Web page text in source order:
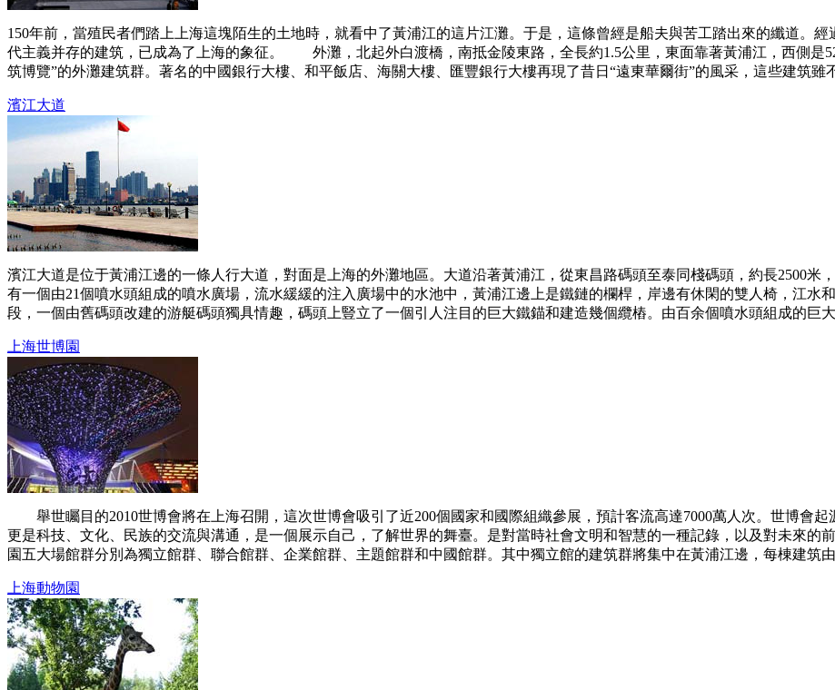
150年前，當殖民者們踏上上海這塊陌生的土地時，就看中了黃浦江的這片江灘。于是，這條曾經是船夫與苦工踏出來的纖道。
代主義并存的建筑，已成為了上海的象征。 外灘，北起外白渡橋，南抵金陵東路，全長約1.5公里，東面靠著黃浦江，西側是
筑博覽”的外灘建筑群。著名的中國銀行大樓、和平飯店、海關大樓、匯豐銀行大樓再現了昔日“遠東華爾街”的風采，這些建筑雖
濱江大道
濱江大道是位于黃浦江邊的一條人行大道，對面是上海的外灘地區。大道沿著黃浦江，從東昌路碼頭至泰同棧碼頭，約長2500米
有一個由21個噴水頭組成的噴水廣場，流水緩緩的注入廣場中的水池中，黃浦江邊上是鐵鏈的欄桿，岸邊有休閑的雙人椅，江水
段，一個由舊碼頭改建的游艇碼頭獨具情趣，碼頭上豎立了一個引人注目的巨大鐵錨和建造幾個纜樁。由百余個噴水頭組成的巨
上海世博園
舉世矚目的2010世博會將在上海召開，這次世博會吸引了近200個國家和國際組織參展，預計客流高達7000萬人次。世博會起
更是科技、文化、民族的交流與溝通，是一個展示自己，了解世界的舞臺。是對當時社會文明和智慧的一種記錄，以及對未來
園五大場館群分別為獨立館群、聯合館群、企業館群、主題館群和中國館群。其中獨立館的建筑群將集中在黃浦江邊，每棟建筑
上海動物園